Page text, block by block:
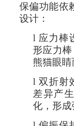
保偏功能依
设计：
l 应力棒
形应力
熊猫眼睛
l 双折射
差异产
化，形